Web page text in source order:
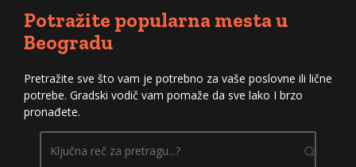
Potražite popularna mesta u
Beogradu
Pretražite sve što vam je potrebno za vaše poslovne ili lične
potrebe. Gradski vodič vam pomaže da sve lako I brzo
pronađete.